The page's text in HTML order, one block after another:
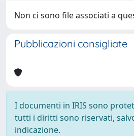
Non ci sono file associati a
Pubblicazioni consigliate
I documenti in IRIS sono
tutti i diritti sono riservati,
indicazione.